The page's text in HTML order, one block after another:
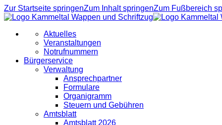
Zur Startseite springenZum Inhalt springenZum Fußbereich
Aktuelles
Veranstaltungen
Notrufnummern
Bürgerservice
Verwaltung
Ansprechpartner
Formulare
Organigramm
Steuern und Gebühren
Amtsblatt
Amtsblatt 2026